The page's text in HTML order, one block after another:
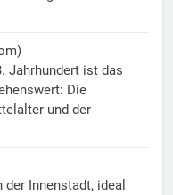
Jahrhundert ist das
Die
und der
Innenstadt, ideal